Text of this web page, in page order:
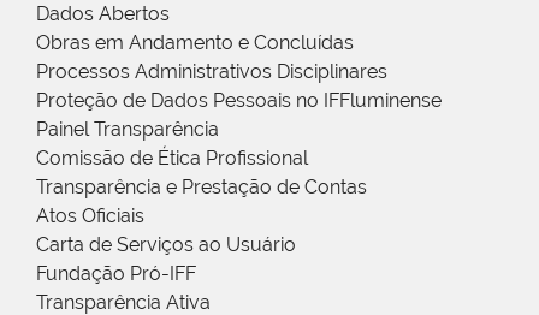
Dados Abertos
Obras em Andamento e Concluídas
Processos Administrativos Disciplinares
Proteção de Dados Pessoais no IFFluminense
Painel Transparência
Comissão de Ética Profissional
Transparência e Prestação de Contas
Atos Oficiais
Carta de Serviços ao Usuário
Fundação Pró-IFF
Transparência Ativa